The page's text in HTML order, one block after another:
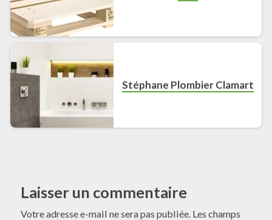
Stéphane Plombier Clamart
Laisser un commentaire
Votre adresse e-mail ne sera pas publiée. Les champs